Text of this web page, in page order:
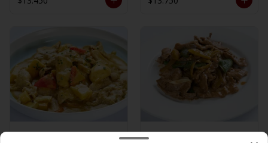
Cerdo Curry Cerdo Mongoliano